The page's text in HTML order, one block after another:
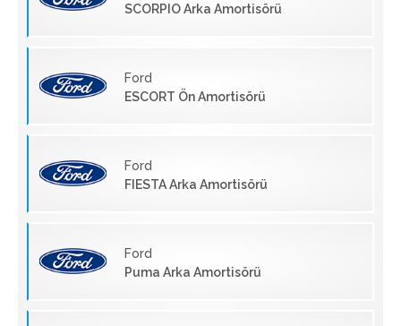
SCORPIO Arka Amortisörü
Ford
ESCORT Ön Amortisörü
Ford
FIESTA Arka Amortisörü
Ford
Puma Arka Amortisörü